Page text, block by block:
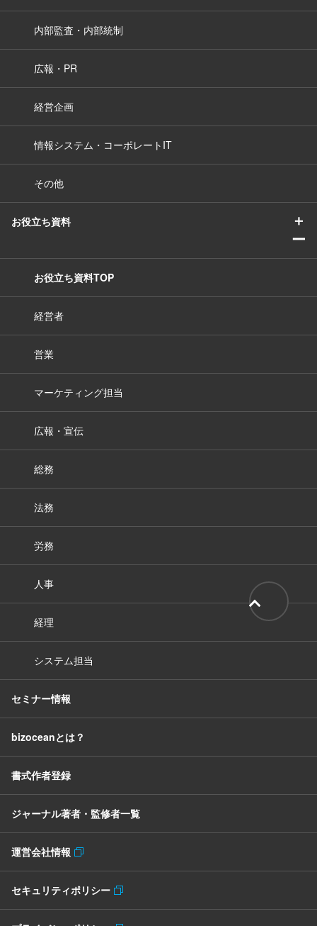
内部監査・内部統制
広報・PR
経営企画
情報システム・コーポレートIT
その他
お役立ち資料
＋
ー
お役立ち資料TOP
経営者
営業
マーケティング担当
広報・宣伝
総務
法務
労務
人事
経理
システム担当
セミナー情報
bizoceanとは？
書式作者登録
ジャーナル著者・監修者一覧
運営会社情報
セキュリティポリシー